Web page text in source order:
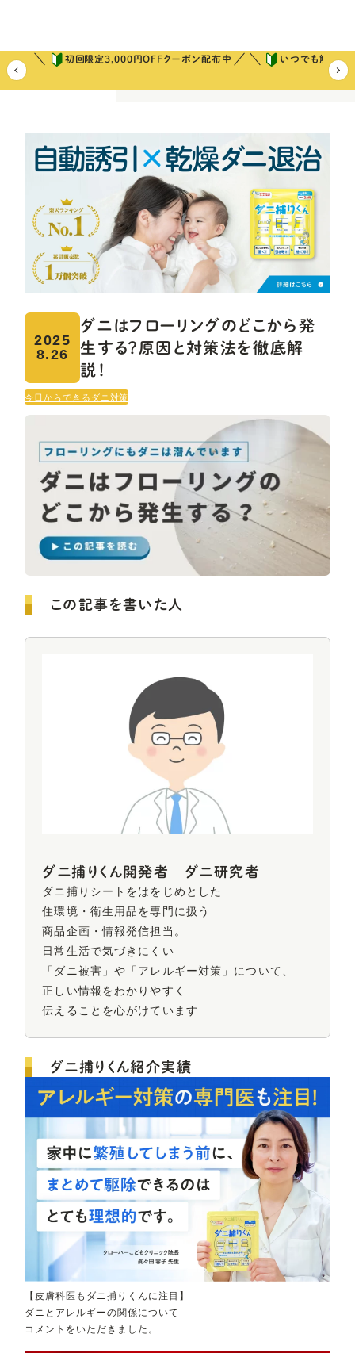
初回限定3,000円OFFクーポン配布中
いつでも解約可
ホーム
ダニはフロー
2025
8.26
ダニはフローリングのどこから発
生する？原因と対策法を徹底解
説！
今日からできるダニ対策
この記事を書いた人
ダニ捕りくん開発者 ダニ研究者
ダニ捕りシートをはをじめとした
住環境・衛生用品を専門に扱う
商品企画・情報発信担当。
日常生活で気づきにくい
「ダニ被害」や 「アレルギー対策」について、
正しい情報をわかりやすく
伝えることを心がけています
ダニ捕りくん紹介実績
【皮膚科医もダニ捕りくんに注目】
ダニとアレルギーの関係について
コメントをいただきました。